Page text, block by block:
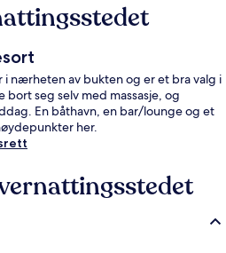
i nærheten av bukten og er et bra valg i
bort seg selv med massasje, og
En båthavn, en bar/lounge og et
her.